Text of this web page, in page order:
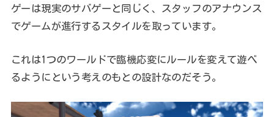
ゲーは現実のサバゲーと同じく、スタッフのアナウンス
でゲームが進行するスタイルを取っています。
これは1つのワールドで臨機応変にルールを変えて遊べ
るようにという考えのもとの設計なのだそう。